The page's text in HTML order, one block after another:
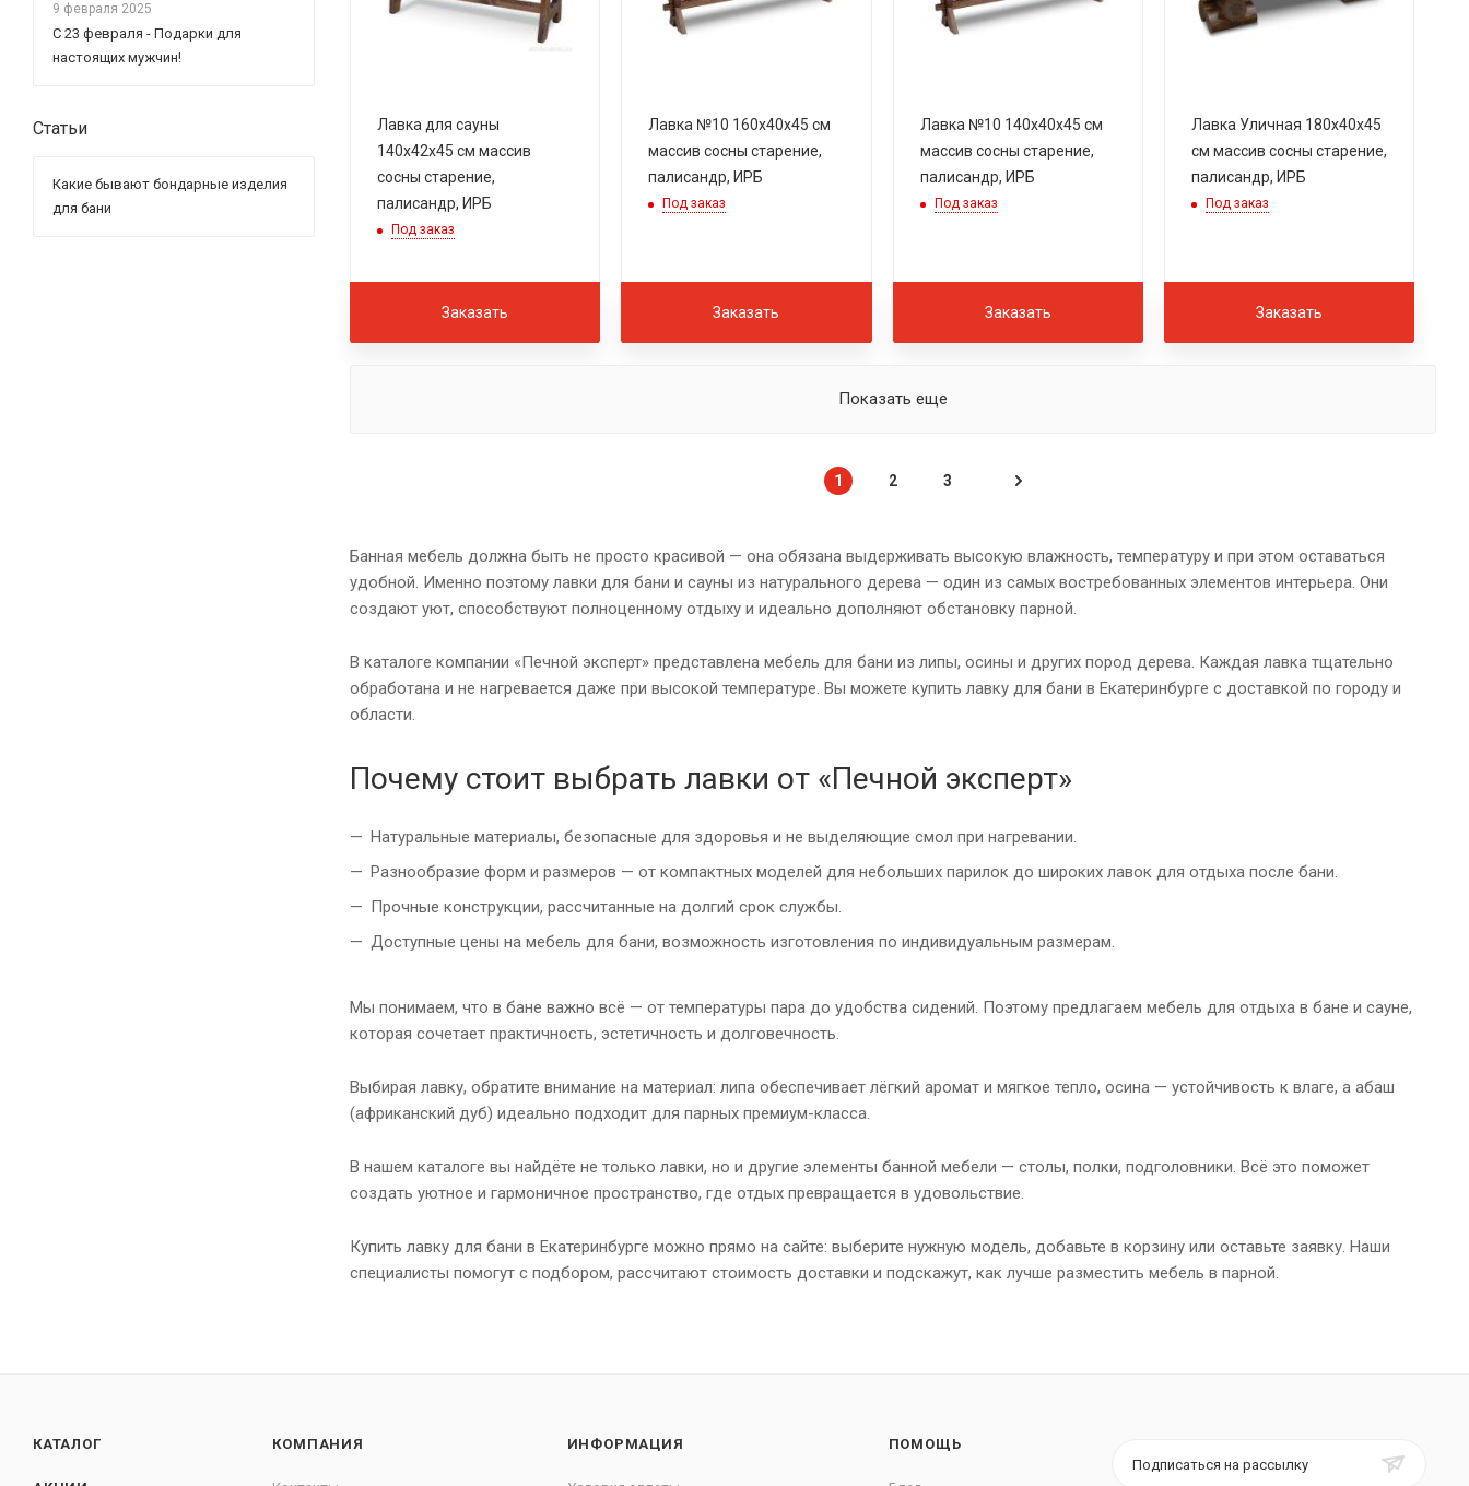
Лавка для сауны
140х42х45 см массив
сосны старение,
палисандр, ИРБ
Под заказ
Заказать
Лавка №10 160х40х45 см
массив сосны старение,
палисандр, ИРБ
Под заказ
Заказать
Лавка №10 140х40х45 см
массив сосны старение,
палисандр, ИРБ
Под заказ
Заказать
Лавка Уличная 180х40х45
см массив сосны старение,
палисандр, ИРБ
Под заказ
Заказать
Показать еще
1 2 3
Банная мебель должна быть не просто красивой — она обязана выдерживать высокую влажность, температуру и при этом оставаться
удобной. Именно поэтому лавки для бани и сауны из натурального дерева — один из самых востребованных элементов интерьера. Они
создают уют, способствуют полноценному отдыху и идеально дополняют обстановку парной.
В каталоге компании «Печной эксперт» представлена мебель для бани из липы, осины и других пород дерева. Каждая лавка тщательно
обработана и не нагревается даже при высокой температуре. Вы можете купить лавку для бани в Екатеринбурге с доставкой по городу и
области.
Почему стоит выбрать лавки от «Печной эксперт»
Натуральные материалы, безопасные для здоровья и не выделяющие смол при нагревании.
Разнообразие форм и размеров — от компактных моделей для небольших парилок до широких лавок для отдыха после бани.
Прочные конструкции, рассчитанные на долгий срок службы.
Доступные цены на мебель для бани, возможность изготовления по индивидуальным размерам.
Мы понимаем, что в бане важно всё — от температуры пара до удобства сидений. Поэтому предлагаем мебель для отдыха в бане и сауне,
которая сочетает практичность, эстетичность и долговечность.
Выбирая лавку, обратите внимание на материал: липа обеспечивает лёгкий аромат и мягкое тепло, осина — устойчивость к влаге, а абаш
(африканский дуб) идеально подходит для парных премиум-класса.
В нашем каталоге вы найдёте не только лавки, но и другие элементы банной мебели — столы, полки, подголовники. Всё это поможет
создать уютное и гармоничное пространство, где отдых превращается в удовольствие.
Купить лавку для бани в Екатеринбурге можно прямо на сайте: выберите нужную модель, добавьте в корзину или оставьте заявку. Наши
специалисты помогут с подбором, рассчитают стоимость доставки и подскажут, как лучше разместить мебель в парной.
9 февраля 2025
С 23 февраля - Подарки для
настоящих мужчин!
Статьи
Какие бывают бондарные изделия
для бани
КАТАЛОГ КОМПАНИЯ ИНФОРМАЦИЯ ПОМОЩЬ
Подписаться на рассылку